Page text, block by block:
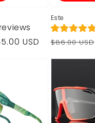
USD
Este
Precio
$86.00 USD
Precio